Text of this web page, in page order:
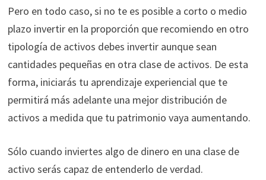
Pero en todo caso, si no te es posible a corto o medio
plazo invertir en la proporción que recomiendo en otro
tipología de activos debes invertir aunque sean
cantidades pequeñas en otra clase de activos. De esta
forma, iniciarás tu aprendizaje experiencial que te
permitirá más adelante una mejor distribución de
activos a medida que tu patrimonio vaya aumentando.
Sólo cuando inviertes algo de dinero en una clase de
activo serás capaz de entenderlo de verdad.